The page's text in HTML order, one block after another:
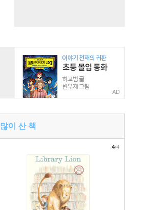
AD
많이 산 책
4/4